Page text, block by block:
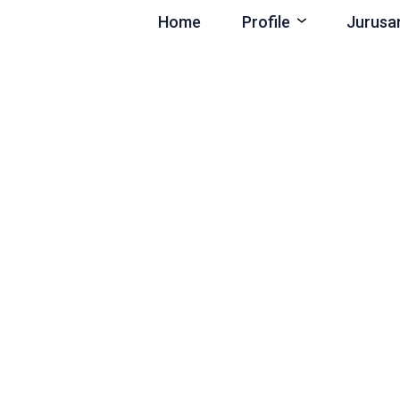
Home Profile